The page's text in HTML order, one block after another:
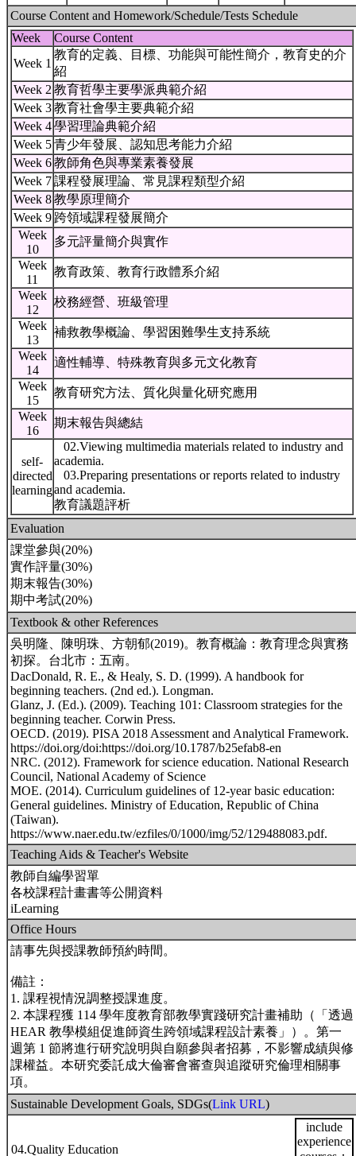
Course Content and Homework/Schedule/Tests Schedule
Week
Course Content
Week 1
教育的定義、目標、功能與可能性簡介，教育史的介
紹
Week 2 教育哲學主要學派典範介紹
Week 3 教育社會學主要典範介紹
Week 4 學習理論典範介紹
Week 5 青少年發展、認知思考能力介紹
Week 6 教師角色與專業素養發展
Week 7 課程發展理論、常見課程類型介紹
Week 8 教學原理簡介
Week 9 跨領域課程發展簡介
Week
10
多元評量簡介與實作
Week
11
教育政策、教育行政體系介紹
Week
12
校務經營、班級管理
Week
13
補救教學概論、學習困難學生支持系統
Week
14
適性輔導、特殊教育與多元文化教育
Week
15
教育研究方法、質化與量化研究應用
Week
16
期末報告與總結
self-
directed
learning
02.Viewing multimedia materials related to industry and
academia.
03.Preparing presentations or reports related to industry
and academia.
教育議題評析
Evaluation
課堂參與(20%)
實作評量(30%)
期末報告(30%)
期中考試(20%)
Textbook & other References
吳明隆、陳明珠、方朝郁(2019)。教育概論：教育理念與實務
初探。台北市：五南。
DacDonald, R. E., & Healy, S. D. (1999). A handbook for
beginning teachers. (2nd ed.). Longman.
Glanz, J. (Ed.). (2009). Teaching 101: Classroom strategies for the
beginning teacher. Corwin Press.
OECD. (2019). PISA 2018 Assessment and Analytical Framework.
https://doi.org/doi:https://doi.org/10.1787/b25efab8-en
NRC. (2012). Framework for science education. National Research
Council, National Academy of Science
MOE. (2014). Curriculum guidelines of 12-year basic education:
General guidelines. Ministry of Education, Republic of China
(Taiwan).
https://www.naer.edu.tw/ezfiles/0/1000/img/52/129488083.pdf.
Teaching Aids & Teacher's Website
教師自編學習單
各校課程計畫書等公開資料
iLearning
Office Hours
請事先與授課教師預約時間。
備註：
1. 課程視情況調整授課進度。
2. 本課程獲 114 學年度教育部教學實踐研究計畫補助（「透過
HEAR 教學模組促進師資生跨領域課程設計素養」）。第一
週第 1 節將進行研究說明與自願參與者招募，不影響成績與修
課權益。本研究委託成大倫審會審查與追蹤研究倫理相關事
項。
Sustainable Development Goals, SDGs(Link URL)
04.Quality Education
include
experience